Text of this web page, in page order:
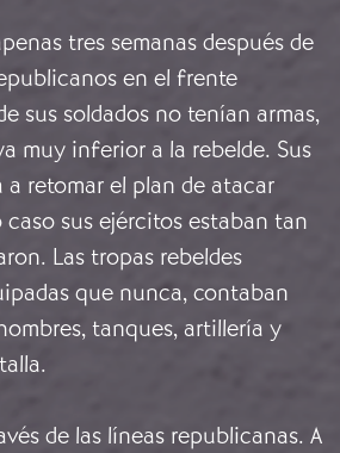
tres semanas después de
en el frente
sus soldados no tenían armas,
muy inferior a la rebelde. Sus
retomar el plan de atacar
sus ejércitos estaban tan
Las tropas rebeldes
que nunca, contaban
tanques, artillería y
de las líneas republicanas. A